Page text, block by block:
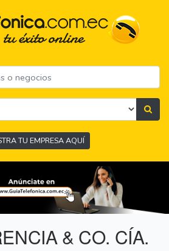
TU EMPRESA AQUÍ
& CO. CÍA.